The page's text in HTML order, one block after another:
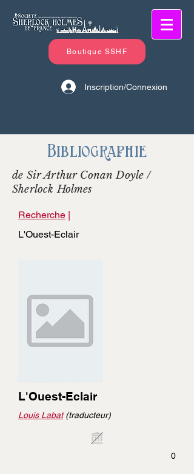
Boutique SSHF
Inscription/Connexion
Bibliographie
de Sir Arthur Conan Doyle /
Sherlock Holmes
Recherche |
L'Ouest-Eclair
L'Ouest-Eclair
Louis Labat(traducteur)
0